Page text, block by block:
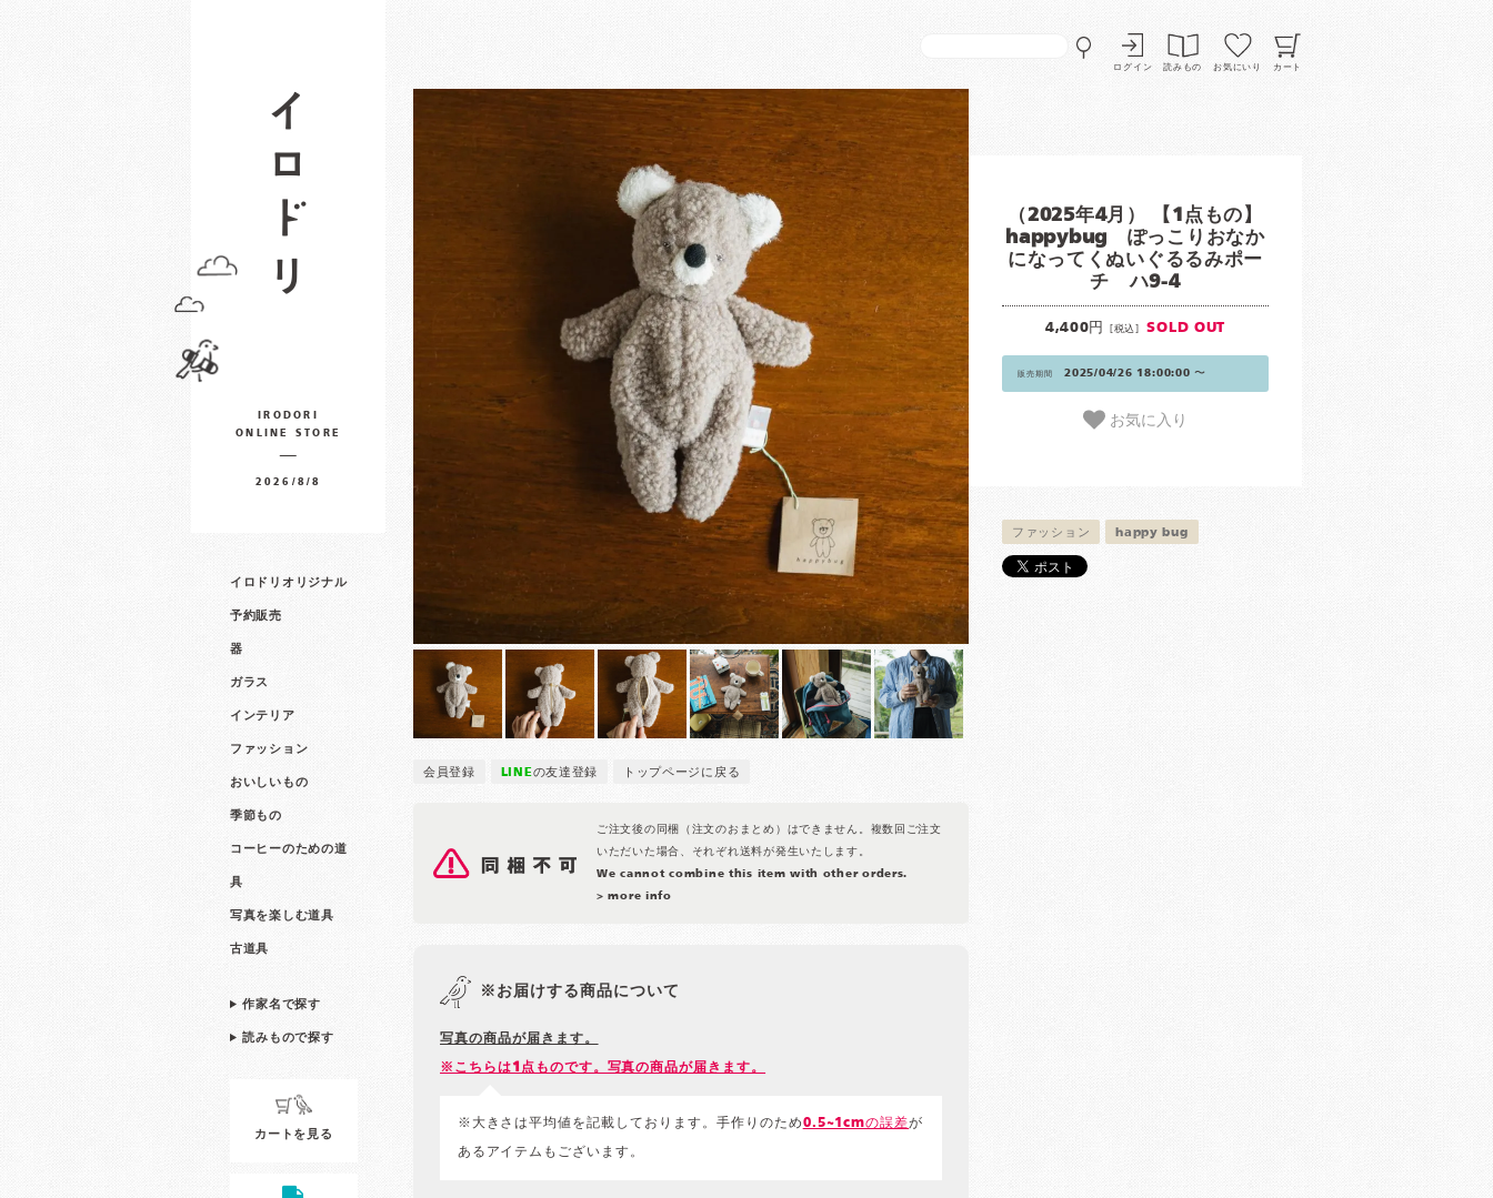
ログイン 読みもの お気にいり カート
IRODORI
ONLINE STORE
2026/8/8
イロドリオリジナル
予約販売
器
ガラス
インテリア
ファッション
おいしいもの
季節もの
コーヒーのための道
具
写真を楽しむ道具
古道具
作家名で探す
読みもので探す
カートを見る
会員登録 LINEの友達登録 トップページに戻る
ご注文後の同梱（注文のおまとめ）はできません。複数回ご注文
いただいた場合、それぞれ送料が発生いたします。
We cannot combine this item with other orders.
> more info
（2025年4月） 【1点もの】
happybug ぽっこりおなか
になってくぬいぐるるみポー
チ ハ9-4
4,400円 [税込] SOLD OUT
販売期間 2025/04/26 18:00:00 〜
お気に入り
ファッション happy bug
※お届けする商品について
写真の商品が届きます。
※こちらは1点ものです。写真の商品が届きます。
※大きさは平均値を記載しております。手作りのため0.5~1cmの誤差が
あるアイテムもございます。